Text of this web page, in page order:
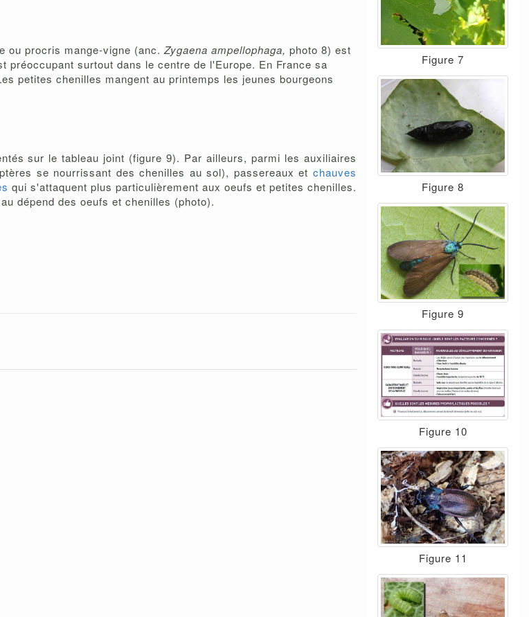
ou procris mange-vigne (anc.Zygaena ampellophaga, photo 8) est
surtout dans le centre de l'Europe. En France sa
petites chenilles mangent au printemps les jeunes bourgeons
sur le tableau joint (figure 9). Par ailleurs, parmi les auxiliaires
se nourrissant des chenilles au sol), passereaux et chauves
qui s'attaquent plus particulièrement aux oeufs et petites chenilles.
dépend des oeufs et chenilles (photo).
Figure 7
Figure 8
Figure 9
Figure 10
Figure 11